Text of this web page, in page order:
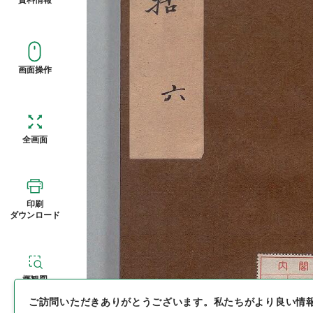
画面操作
全画面
印刷
ダウンロード
概観図
ご訪問いただきありがとうございます。 私たちがより良い情